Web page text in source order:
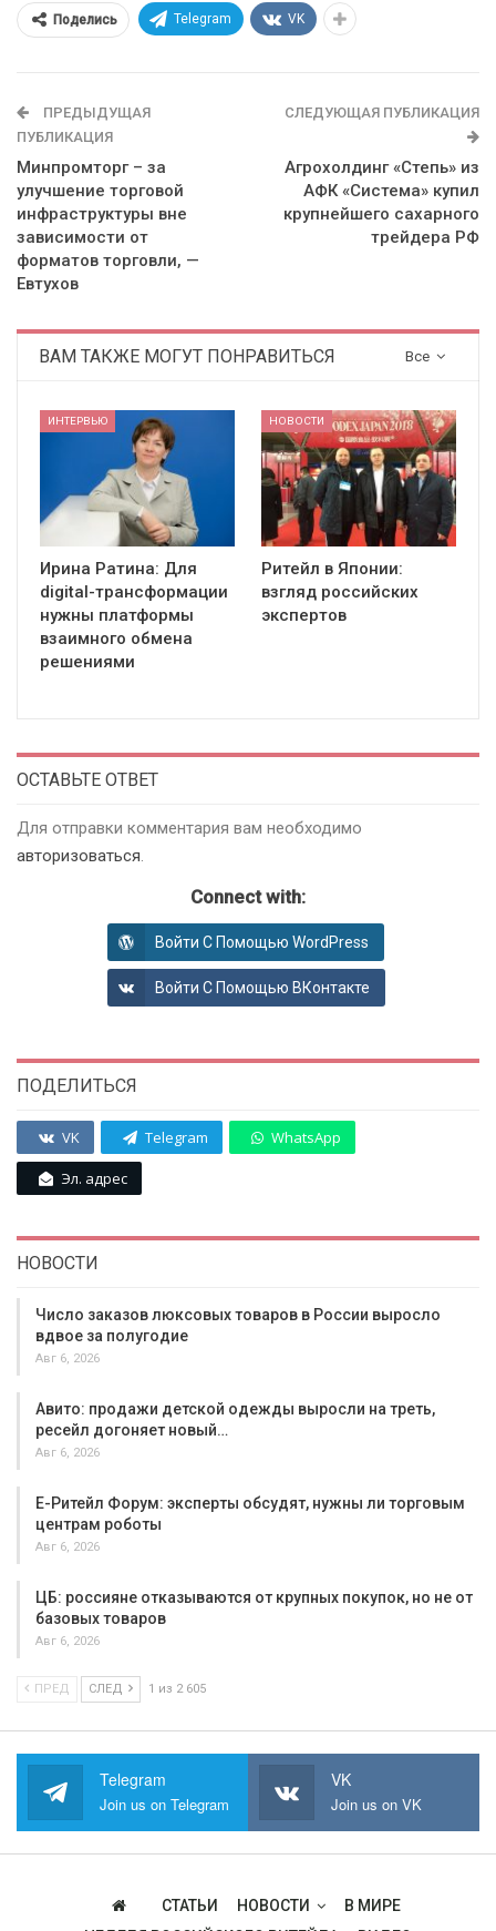
Поделись Telegram VK
ПРЕДЫДУЩАЯ
ПУБЛИКАЦИЯ
Минпромторг – за
улучшение торговой
инфраструктуры вне
зависимости от
форматов торговли, —
Евтухов
СЛЕДУЮЩАЯ ПУБЛИКАЦИЯ
Агрохолдинг «Степь» из
АФК «Система» купил
крупнейшего сахарного
трейдера РФ
Все
ВАМ ТАКЖЕ МОГУТ ПОНРАВИТЬСЯ
ИНТЕРВЬЮ
Ирина Ратина: Для
digital-трансформации
нужны платформы
взаимного обмена
решениями
НОВОСТИ
Ритейл в Японии:
взгляд российских
экспертов
ОСТАВЬТЕ ОТВЕТ
Для отправки комментария вам необходимо
авторизоваться.
Connect with:
Войти С Помощью WordPress
Войти С Помощью ВКонтакте
ПОДЕЛИТЬСЯ
VK Telegram WhatsApp
Эл. адрес
НОВОСТИ
Число заказов люксовых товаров в России выросло
вдвое за полугодие
Авг 6, 2026
Авито: продажи детской одежды выросли на треть,
ресейл догоняет новый…
Авг 6, 2026
Е-Ритейл Форум: эксперты обсудят, нужны ли торговым
центрам роботы
Авг 6, 2026
ЦБ: россияне отказываются от крупных покупок, но не от
базовых товаров
Авг 6, 2026
ПРЕД СЛЕД 1 из 2 605
Telegram
Join us on Telegram
VK
Join us on VK
СТАТЬИ НОВОСТИ
В МИРЕ